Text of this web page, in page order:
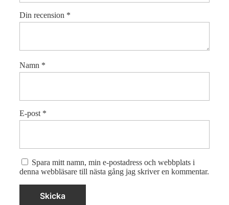
Din recension *
Namn *
E-post *
Spara mitt namn, min e-postadress och webbplats i
denna webbläsare till nästa gång jag skriver en kommentar.